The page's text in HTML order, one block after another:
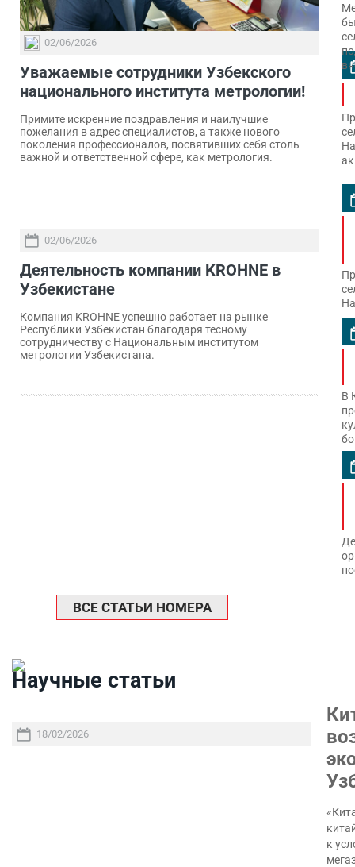
02/06/2026
Уважаемые сотрудники Узбекского
национального института метрологии!
Примите искренние поздравления и наилучшие
пожелания в адрес специалистов, а также нового
поколения профессионалов, посвятивших себя столь
важной и ответственной сфере, как метрология.
02/06/2026
Деятельность компании KROHNE в
Узбекистане
Компания KROHNE успешно работает на рынке
Республики Узбекистан благодаря тесному
сотрудничеству с Национальным институтом
метрологии Узбекистана.
В
ВСЕ СТАТЬИ НОМЕРА
Научные статьи
18/02/2026
к